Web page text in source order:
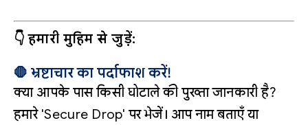
👇 हमारी मुहिम से जुड़ें:
🛑 भ्रष्टाचार का पर्दाफाश करें!
क्या आपके पास किसी घोटाले की पुख्ता जानकारी है?
हमारे 'Secure Drop' पर भेजें। आप नाम बताएँ या